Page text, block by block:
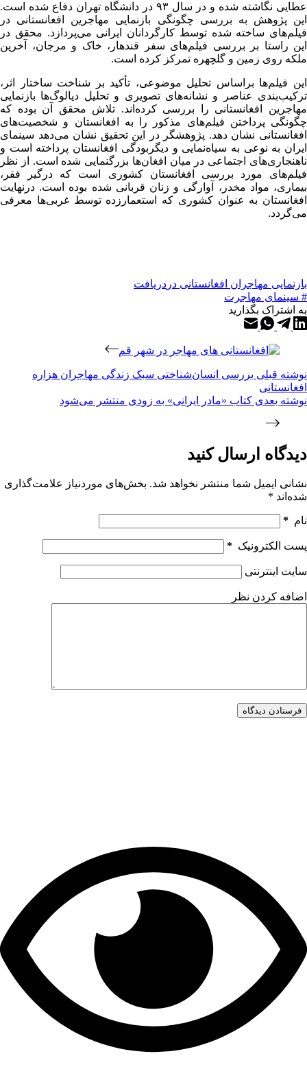
عطایی نگاشته شده و در سال ۹۳ در دانشگاه تهران دفاع شده است.
این پژوهش به بررسی چگونگی بازنمایی مهاجرین افغانستانی در
فیلم‌های ساخته شده توسط کارگردانان ایرانی می‌پردازد. محقق در
این راستا بر بررسی فیلم‌های سفر قندهار، خاک و مرجان، آخرین
ملکه روی زمین و گلچهره تمرکز کرده است.
این فیلم‌ها براساس تحلیل موضوعی، تأکید بر شناخت ساختار اثر،
ترکیب‌بندی عناصر و نشانه‌های تصویری و تحلیل دیالوگ‌ها بازنمایی
مهاجرین افغانستانی را بررسی کرده‌اند. تلاش محقق آن بوده که
چگونگی پرداختن فیلم‌های مذکور را به افغانستان و شخصیت‌های
افغانستانی نشان دهد. پژوهشگر در این تحقیق نشان می‌دهد سینمای
ایران به نوعی به سیاه‌نمایی و دیگربودگی افغانستان پرداخته است و
ناهنجاری‌های اجتماعی در میان افغان‌ها بزرگنمایی شده است. از نظر
فیلم‌های مورد بررسی افغانستان کشوری است که درگیر فقر،
بیماری، مواد مخدر، آوارگی و زنان قربانی شده بوده است. درنهایت
افغانستان به عنوان کشوری که استعمارزده توسط غربی‌ها معرفی
می‌گردد.
بازنمایی مهاجران افغانستانی در دریافت
# سینمای مهاجرت
به اشتراک بگذارید
نوشته قبلی بررسی انسان‌شناختی سبک زندگی مهاجران هزاره
افغانستانی
نوشته بعدی کتاب «مادر ایرانی» به زودی منتشر می‌شود
دیدگاه ارسال کنید
نشانی ایمیل شما منتشر نخواهد شد. بخش‌های موردنیاز علامت‌گذاری
شده‌اند *
نام *
پست الکترونیک *
سایت اینترنتی
اضافه کردن نظر
فرستادن دیدگاه